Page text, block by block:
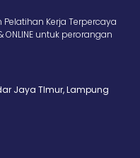
Kerja Terpercaya
ONLINE untuk perorangan
Jaya TImur, Lampung